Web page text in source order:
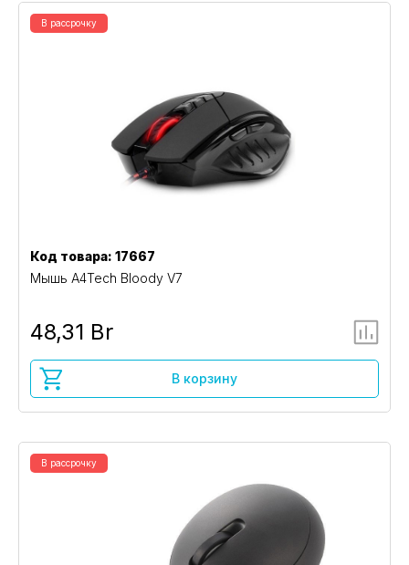
В рассрочку
Код товара: 17667
Мышь A4Tech Bloody V7
48,31 Br
В корзину
В рассрочку